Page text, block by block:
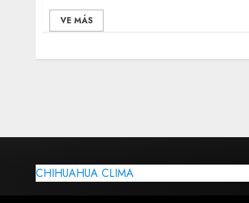
VE MÁS
CHIHUAHUA CLIMA